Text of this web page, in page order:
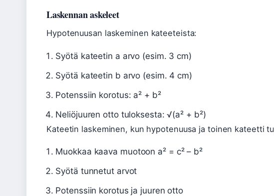
Laskennan askeleet
Hypotenuusan laskeminen kateeteista:
Syötä kateetin a arvo (esim. 3 cm)
Syötä kateetin b arvo (esim. 4 cm)
Potenssiin korotus: a² + b²
Neliöjuuren otto tuloksesta: √(a² + b²)
Kateetin laskeminen, kun hypotenuusa ja toinen kateetti
Muokkaa kaava muotoon a² = c² – b²
Syötä tunnetut arvot
Potenssiin korotus ja juuren otto